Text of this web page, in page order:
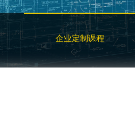
企业定制课程